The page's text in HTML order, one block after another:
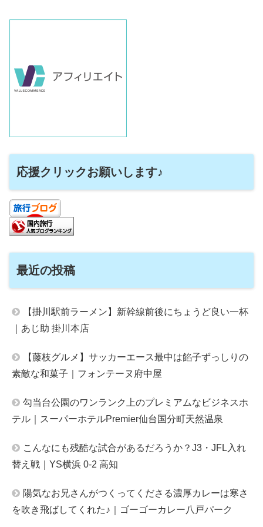
応援クリックお願いします♪
最近の投稿
【掛川駅前ラーメン】新幹線前後にちょうど良い一杯
｜あじ助 掛川本店
【藤枝グルメ】サッカーエース最中は餡子ずっしりの
素敵な和菓子｜フォンテーヌ府中屋
勾当台公園のワンランク上のプレミアムなビジネスホ
テル｜スーパーホテルPremier仙台国分町天然温泉
こんなにも残酷な試合があるだろうか？J3・JFL入れ
替え戦｜YS横浜 0-2 高知
陽気なお兄さんがつくってくださる濃厚カレーは寒さ
を吹き飛ばしてくれた♪｜ゴーゴーカレー八戸パーク